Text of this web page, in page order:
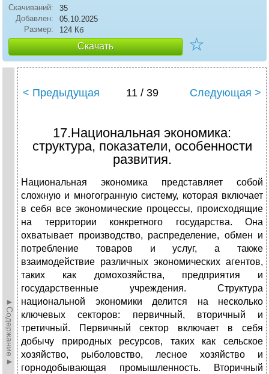
Скачиваний:
35
Добавлен:
05.10.2025
Размер:
124 Кб
Скачать ☆
►Содержание►
< Предыдущая 11 / 39 Следующая >
17.Национальная экономика:
структура, показатели, особенности
развития.
Национальная экономика представляет собой
сложную и многогранную систему, которая включает
в себя все экономические процессы, происходящие
на территории конкретного государства. Она
охватывает производство, распределение, обмен и
потребление товаров и услуг, а также
взаимодействие различных экономических агентов,
таких как домохозяйства, предприятия и
государственные учреждения. Структура
национальной экономики делится на несколько
ключевых секторов: первичный, вторичный и
третичный. Первичный сектор включает в себя
добычу природных ресурсов, таких как сельское
хозяйство, рыболовство, лесное хозяйство и
горнодобывающая промышленность. Вторичный